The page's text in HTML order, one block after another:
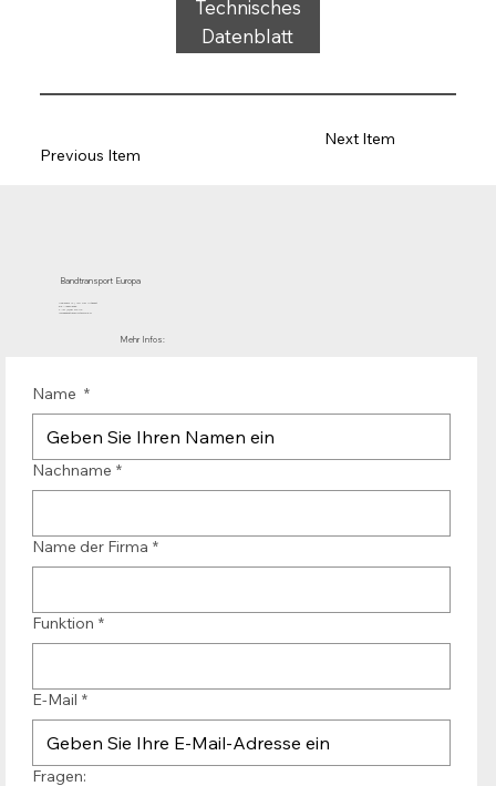
Technisches
Datenblatt
Previous Item
Next Item
Bandtransport Europa
Mühlenhof 12 | 1911 DB Uitgeest
die Niederlande
T.:+31 (0)251 319 119
info@bandtransporteurope.nl
Mehr Infos:
Name *
Nachname *
Name der Firma *
Funktion *
E-Mail *
Fragen: